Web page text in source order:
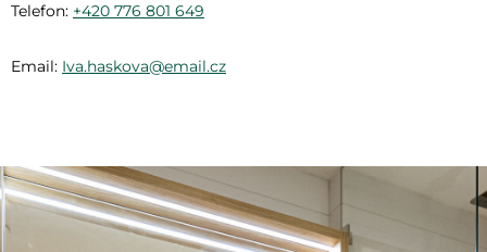
Telefon: +420 776 801 649
Email: Iva.haskova@email.cz